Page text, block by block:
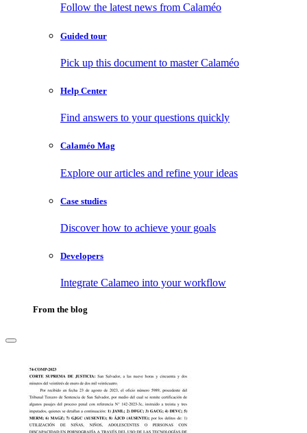
Follow the latest news from Calaméo
Guided tour
Pick up this document to master Calaméo
Help Center
Find answers to your questions quickly
Calaméo Mag
Explore our articles and refine your ideas
Case studies
Discover how to achieve your goals
Developers
Integrate Calameo into your workflow
From the blog